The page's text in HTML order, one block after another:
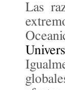
Las